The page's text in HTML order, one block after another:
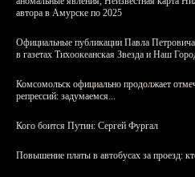
автора в Амурске по 2025
Официальные публикации Павла
в газетах Тихоокеанская Звезда и Наш
Комсомольск официально продолжает
репрессий: задумаемся...
Кого боится Путин: Сергей Фургал
Повышение платы в автобусах за проезд: